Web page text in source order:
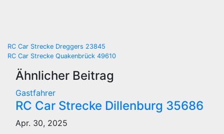
Beitragsnavigation
RC Car Strecke Dreggers 23845
RC Car Strecke Quakenbrück 49610
Ähnlicher Beitrag
Gastfahrer
RC Car Strecke Dillenburg 35686
Apr. 30, 2025